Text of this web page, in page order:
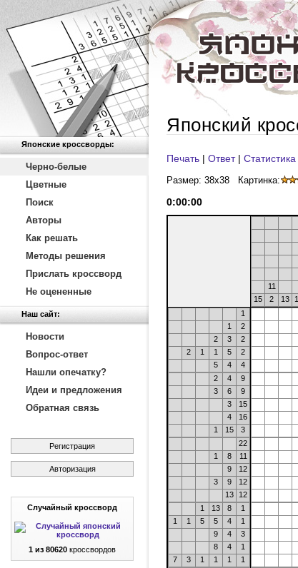
Японские кроссворды:
Черно-белые
Цветные
Поиск
Авторы
Как решать
Методы решения
Прислать кроссворд
Не оцененные
Наш сайт:
Новости
Вопрос-ответ
Нашли опечатку?
Идеи и предложения
Обратная связь
Регистрация
Авторизация
Случайный кроссворд
1 из 80620 кроссвордов
Японский
Печать | Ответ| Статистика
Размер: 38x38 Картинка:
0:00:00
11
15
2 13
1
1
2
2
3
2
2
1 1 5
2
5
4
4
2
4
9
3
6
9
3
15
4
16
1
15
3
22
1
8
11
9
12
3
9
12
13
12
1
13 8
1
1
1 5 5 4
1
9
4
3
8
4
1
7
3 1 1 1
1